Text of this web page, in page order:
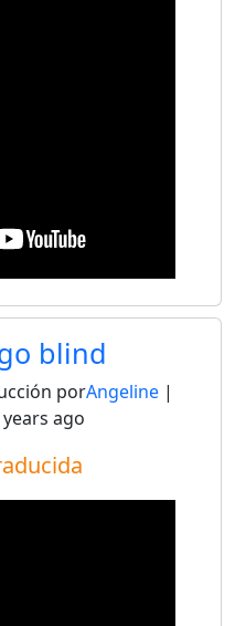
blind
porAngeline |
years ago